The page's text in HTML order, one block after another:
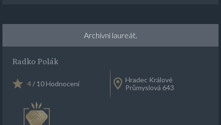
Archivní laureát.
Radko Polák
4/ 10 Hodnocení
Hradec Králové
Průmyslová 643